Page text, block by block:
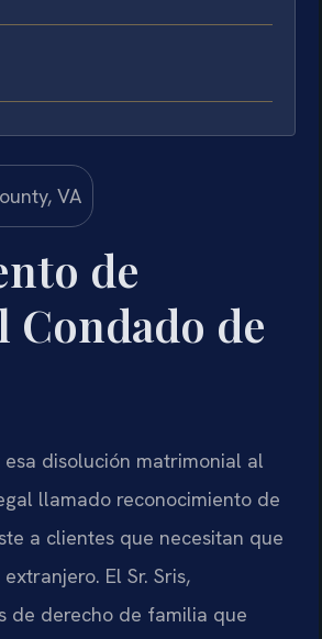
de
de
disolución matrimonial al
llamado reconocimiento de
a clientes que necesitan que
El Sr. Sris,
de derecho de familia que